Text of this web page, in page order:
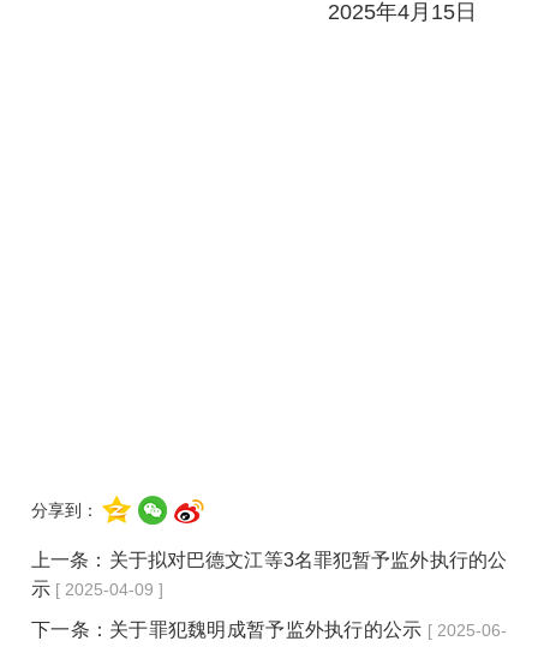
2025年4月15日
分享到：
上一条： 关于拟对巴德文江等3名罪犯暂予监外执行的公
示 [ 2025-04-09 ]
下一条： 关于罪犯魏明成暂予监外执行的公示 [ 2025-06-